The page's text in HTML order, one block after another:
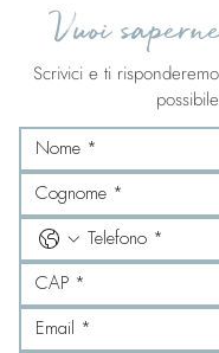
Vuoi
Scrivici e ti